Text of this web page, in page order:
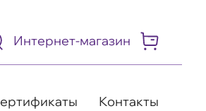
Интернет-магазин
Контакты